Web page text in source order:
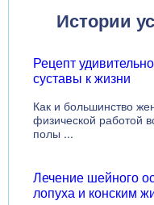
Истории
Рецепт
суставы к жизни
Как и большинство
физической работой
полы ...
Лечение шейного
лопуха и конским